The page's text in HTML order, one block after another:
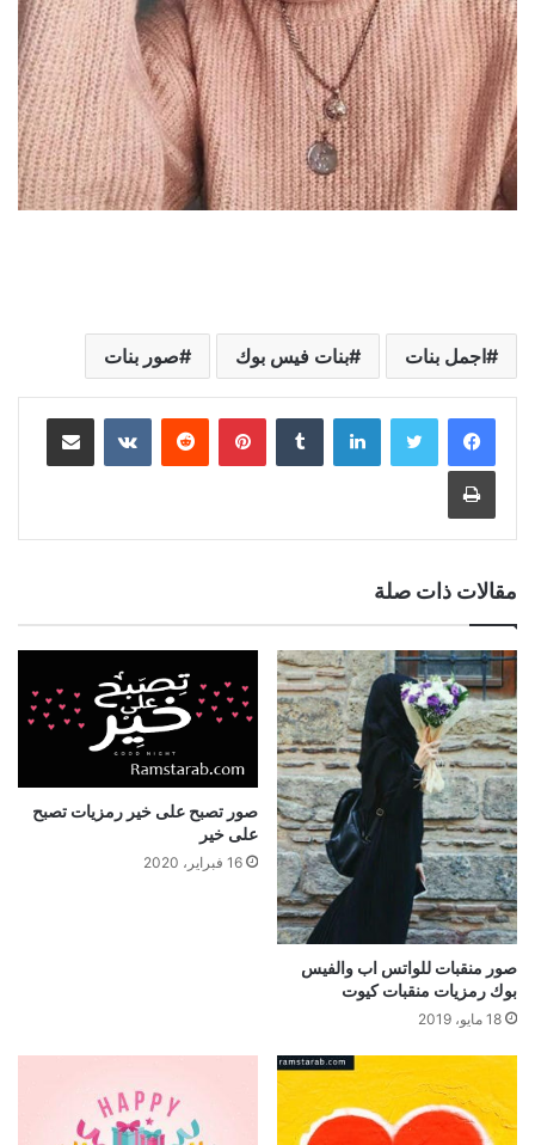
اجمل بنات بنات فيس بوك صور بنات
لينكدإن بينتيريست مشاركة عبر البريد
طباعة
مقالات ذات صلة
صور منقبات للواتس اب والفيس
بوك رمزيات منقبات كيوت
18 مايو، 2019
صور تصبح على خير رمزيات تصبح
على خير
16 فبراير، 2020